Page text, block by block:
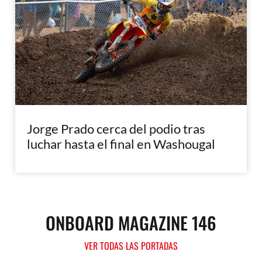
Jorge Prado cerca del podio tras
luchar hasta el final en Washougal
ONBOARD MAGAZINE 146
VER TODAS LAS PORTADAS